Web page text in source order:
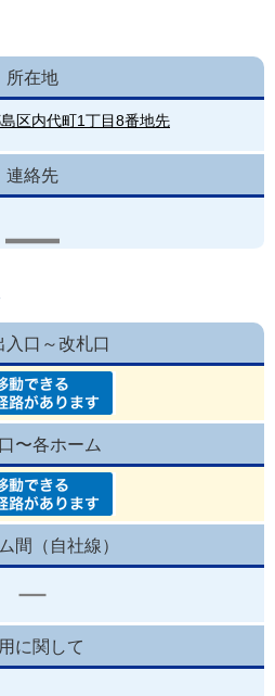
所在地
区内代町1丁目8番地先
連絡先
入口～改札口
〜各ホーム
間（自社線）
に関して